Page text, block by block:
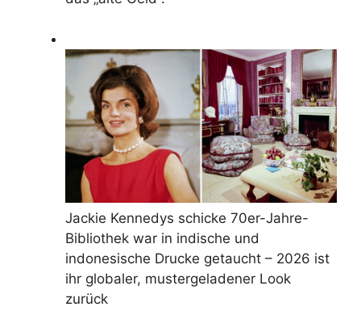
Jackie Kennedys schicke 70er-Jahre-
Bibliothek war in indische und
indonesische Drucke getaucht – 2026 ist
ihr globaler, mustergeladener Look
zurück